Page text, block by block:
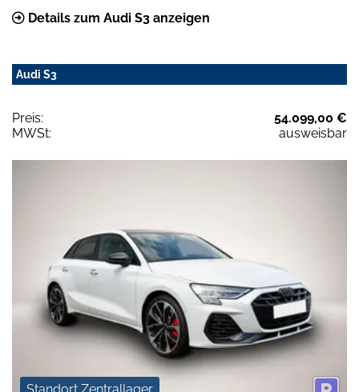
Details zum Audi S3 anzeigen
Audi S3
Preis:
54.099,00 €
MWSt:
ausweisbar